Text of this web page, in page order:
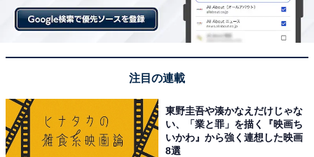
をお得に楽しみたい方は、ぜひこの機会を活用しましょ
う。
＞楽天トラベルでキャンペーンを見る
※掲載されている情報は記事公開時のものです。あらか
じめご了承ください。また、記事中の宿泊プランを予約
すると、売上の一部がオールアバウトに還元されること
注目の連載
東野圭吾や湊かなえだけじゃな
い、「業と罪」を描く『映画ち
いかわ』から強く連想した映画
8選